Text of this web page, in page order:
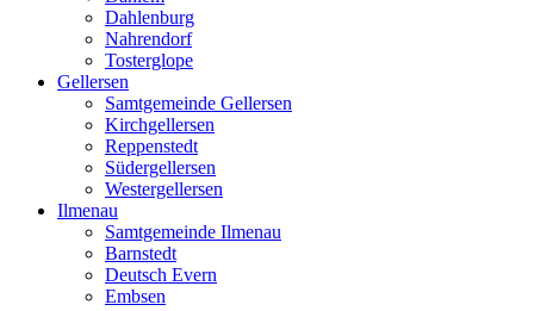
Dahlenburg
Nahrendorf
Tosterglope
Gellersen
Samtgemeinde Gellersen
Kirchgellersen
Reppenstedt
Südergellersen
Westergellersen
Ilmenau
Samtgemeinde Ilmenau
Barnstedt
Deutsch Evern
Embsen